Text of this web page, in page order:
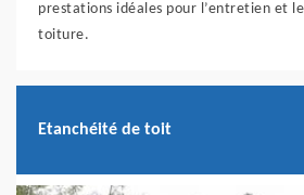
prestations idéales pour l’entretien et
toiture.
Etanchéité de toit